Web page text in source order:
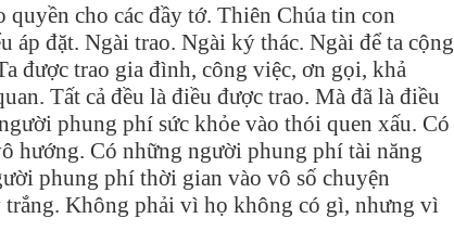
cho các đầy tớ. Thiên Chúa tin con
đặt. Ngài trao. Ngài ký thác. Ngài để ta cộng
được trao gia đình, công việc, ơn gọi, khả
Tất cả đều là điều được trao. Mà đã là điều
phung phí sức khỏe vào thói quen xấu. Có
hướng. Có những người phung phí tài năng
phung phí thời gian vào vô số chuyện
Không phải vì họ không có gì, nhưng vì